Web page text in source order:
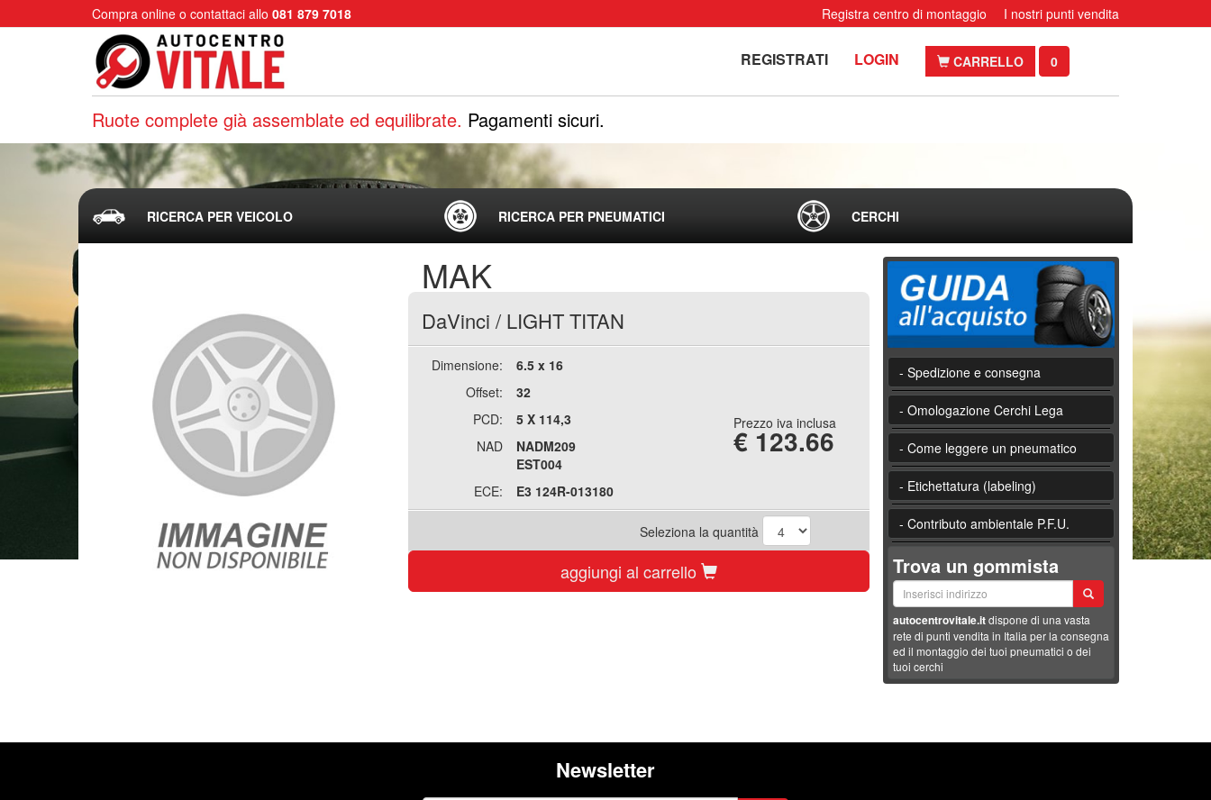
Compra online o contattaci allo 081 879 7018 Registra centro di montaggio I nostri punti vendita
REGISTRATI LOGIN CARRELLO 0
Ruote complete già assemblate ed equilibrate. Pagamenti sicuri.
RICERCA PER VEICOLO RICERCA PER PNEUMATICI CERCHI
MAK
DaVinci / LIGHT TITAN
Dimensione:
6.5 x 16
Offset:
32
PCD:
5 X 114,3
NAD
NADM209
EST004
ECE:
E3 124R-013180
Prezzo iva inclusa
€ 123.66
Seleziona la quantità
aggiungi al carrello
- Spedizione e consegna
- Omologazione Cerchi Lega
- Come leggere un pneumatico
- Etichettatura (labeling)
- Contributo ambientale P.F.U.
Trova un gommista
autocentrovitale.itdispone di una vasta
rete di punti vendita in Italia per la consegna
ed il montaggio dei tuoi pneumatici o dei
tuoi cerchi
Newsletter